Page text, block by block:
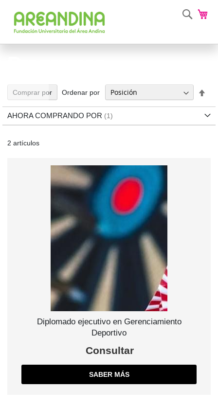
Buscar
2 artículos
Ordenar por
Diplomado ejecutivo en Gerenciamiento
Deportivo
Consultar
SABER MÁS
Comprar por
AHORA COMPRANDO POR